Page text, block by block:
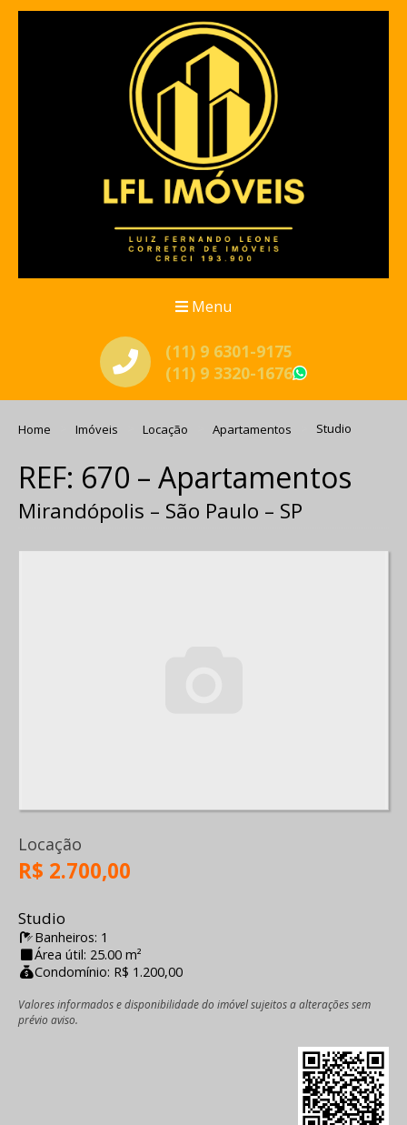
Menu
(11) 9 6301-9175
(11) 9 3320-1676
Home Imóveis Locação Apartamentos Studio
REF: 670 – Apartamentos
Mirandópolis – São Paulo – SP
Locação
R$ 2.700,00
Studio
Banheiros: 1
Área útil: 25.00 m²
Condomínio: R$ 1.200,00
Valores informados e disponibilidade do imóvel sujeitos a alterações sem
prévio aviso.